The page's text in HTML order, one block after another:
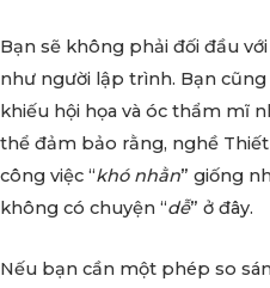
Bạn sẽ không phải đối đầu
như người lập trình. Bạn
khiếu hội họa và óc thẩm mĩ
thể đảm bảo rằng, nghề
công việc “khó nhằn” giống
không có chuyện “dễ” ở đây.
Nếu bạn cần một phép so